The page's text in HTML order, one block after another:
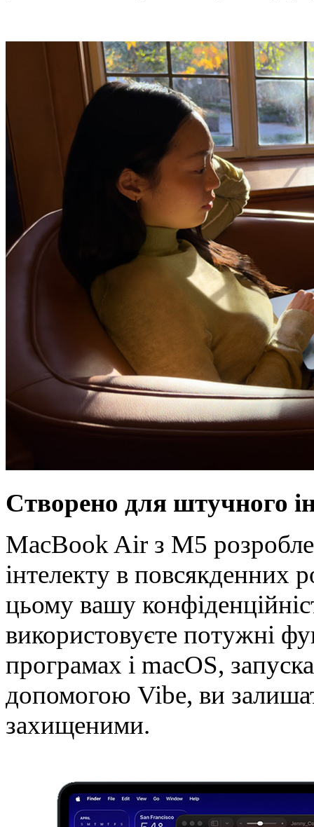
Створено для штучного
MacBook Air з M5
інтелекту в повсякденних
цьому вашу
використовуєте потужні
програмах і macOS,
допомогою Vibe, ви
захищеними.